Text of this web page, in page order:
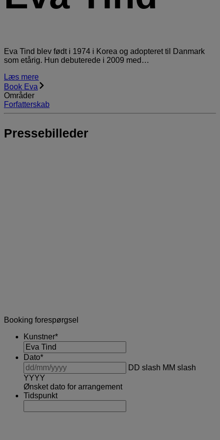
Eva Tind blev født i 1974 i Korea og adopteret til Danmark
som etårig. Hun debuterede i 2009 med…
Læs mere
Book Eva
Områder
Forfatterskab
Pressebilleder
Booking forespørgsel
Kunstner*
Dato*
DD slash MM slash
YYYY
Ønsket dato for arrangement
Tidspunkt